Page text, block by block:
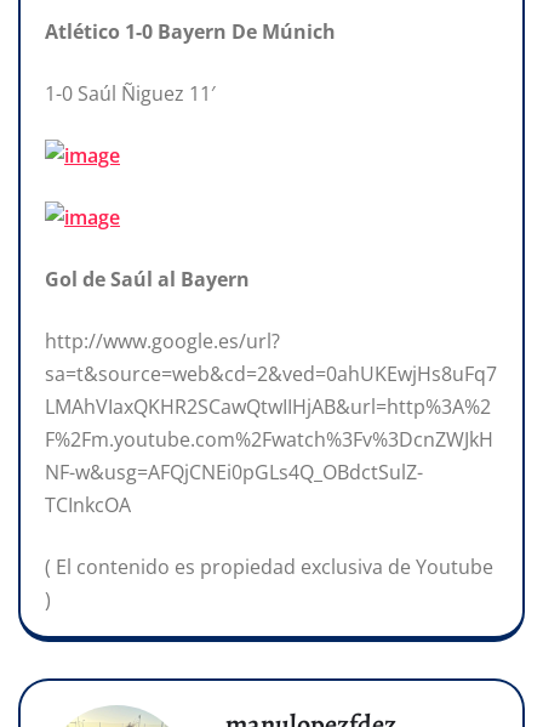
Atlético 1-0 Bayern De Múnich
1-0 Saúl Ñiguez 11′
Gol de Saúl al Bayern
http://www.google.es/url?
sa=t&source=web&cd=2&ved=0ahUKEwjHs8uFq7
LMAhVIaxQKHR2SCawQtwIIHjAB&url=http%3A%2
F%2Fm.youtube.com%2Fwatch%3Fv%3DcnZWJkH
NF-w&usg=AFQjCNEi0pGLs4Q_OBdctSulZ-
TCInkcOA
( El contenido es propiedad exclusiva de Youtube
)